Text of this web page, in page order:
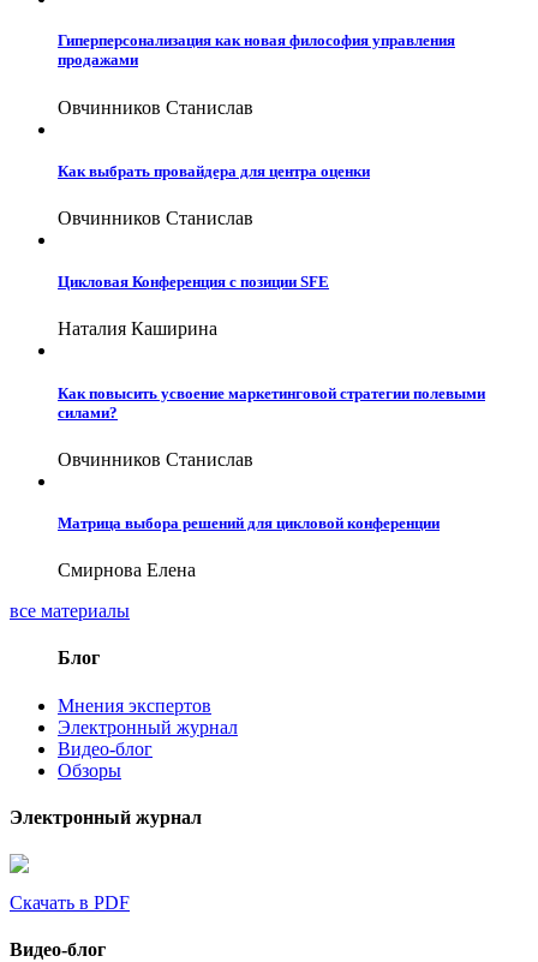
Гиперперсонализация как новая философия управления
продажами
Овчинников Станислав
Как выбрать провайдера для центра оценки
Овчинников Станислав
Цикловая Конференция с позиции SFE
Наталия Каширина
Как повысить усвоение маркетинговой стратегии полевыми
силами?
Овчинников Станислав
Матрица выбора решений для цикловой конференции
Смирнова Елена
все материалы
Блог
Мнения экспертов
Электронный журнал
Видео-блог
Обзоры
Электронный журнал
Скачать в PDF
Видео-блог